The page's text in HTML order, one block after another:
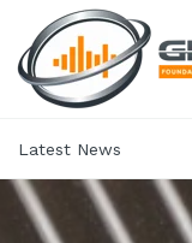
Latest News